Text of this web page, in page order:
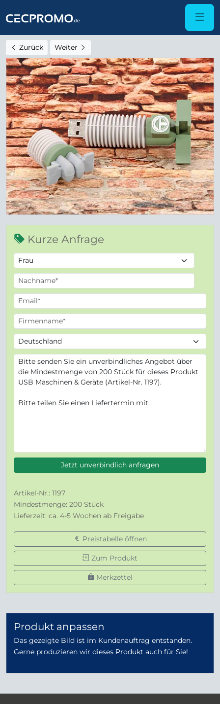
Zurück Weiter
Kurze Anfrage
Jetzt unverbindlich anfragen
Artikel-Nr.: 1197
Mindestmenge: 200 Stück
Lieferzeit: ca. 4-5 Wochen ab Freigabe
Preistabelle öffnen
Zum Produkt
Merkzettel
Produkt anpassen
Das gezeigte Bild ist im Kundenauftrag entstanden.
Gerne produzieren wir dieses Produkt auch für Sie!